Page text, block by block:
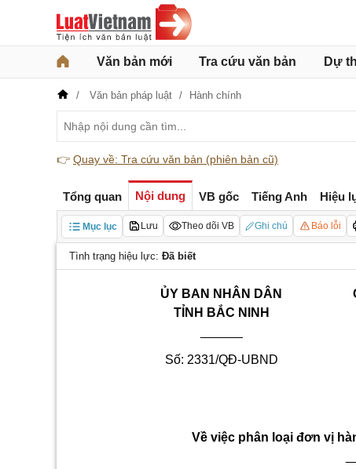
Văn bản mới Tra cứu văn bản Dự
Văn bản pháp luật Hành chính
👉 Quay về: Tra cứu văn bản (phiên bản cũ)
Tổng quan Nội dung VB gốc Tiếng Anh Hiệu
Mục lục Lưu Theo dõi VB Ghi chú Báo lỗi
Tình trạng hiệu lực: Đã biết
ỦY BAN NHÂN DÂN
TỈNH BẮC NINH
Số: 2331/QĐ-UBND
Về việc phân loại đơn vị